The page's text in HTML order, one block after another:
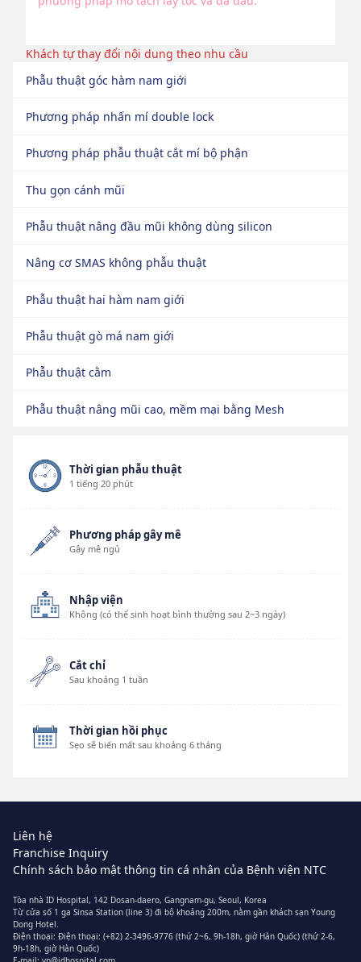
Phẫu thuật góc hàm nam giới
Phương pháp nhấn mí double lock
Phương pháp phẫu thuật cắt mí bộ phận
Thu gọn cánh mũi
Phẫu thuật nâng đầu mũi không dùng silicon
Nâng cơ SMAS không phẫu thuật
Phẫu thuật hai hàm nam giới
Phẫu thuật gò má nam giới
Phẫu thuật cằm
Phẫu thuật nâng mũi cao, mềm mại bằng Mesh
Thời gian phẫu thuật
1 tiếng 20 phút
Phương pháp gây mê
Gây mê ngủ
Nhập viện
Không (có thể sinh hoạt bình thường sau 2~3 ngày)
Cắt chỉ
Sau khoảng 1 tuần
Thời gian hồi phục
Sẹo sẽ biến mất sau khoảng 6 tháng
Khách tự thay đổi nội dung theo nhu cầu
Liên hệ
Franchise Inquiry
Chính sách bảo mật thông tin cá nhân của Bệnh viện NTC
Tòa nhà ID Hospital, 142 Dosan-daero, Gangnam-gu, Seoul, Korea
Từ cửa số 1 ga Sinsa Station (line 3) đi bộ khoảng 200m, nằm gần khách sạn Young
Dong Hotel.
Điện thoại: Điện thoại: (+82) 2-3496-9776 (thứ 2~6, 9h-18h, giờ Hàn Quốc) (thứ 2-6,
9h-18h, giờ Hàn Quốc)